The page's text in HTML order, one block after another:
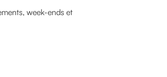
week-ends et